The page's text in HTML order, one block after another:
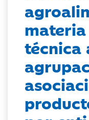
técnica